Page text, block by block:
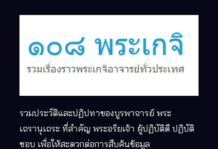
รวมประวัติและปฏิปทาของบูรพาจารย์ พระ
เถรานุเถระ ที่สำคัญ พระอริยเจ้า ผู้ปฏิบัติดี ปฏิบัติ
ชอบ เพื่อให้สะดวกต่อการสืบค้นข้อมูล